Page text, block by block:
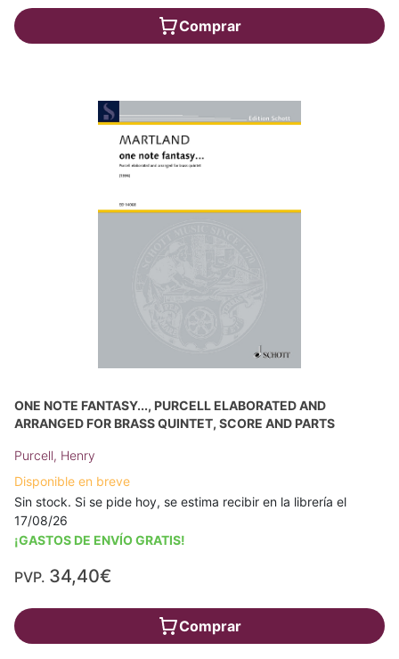
Comprar
ONE NOTE FANTASY..., PURCELL ELABORATED AND
ARRANGED FOR BRASS QUINTET, SCORE AND PARTS
Purcell, Henry
Disponible en breve
Sin stock. Si se pide hoy, se estima recibir en la librería el
17/08/26
¡GASTOS DE ENVÍO GRATIS!
PVP. 34,40€
Comprar